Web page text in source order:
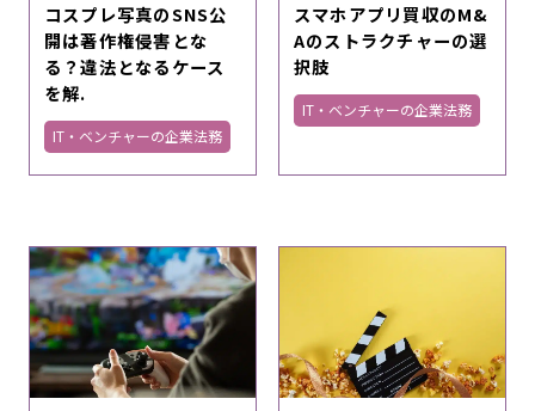
コスプレ写真のSNS公
開は著作権侵害とな
る？違法となるケース
を解.
IT・ベンチャーの企業法務
スマホアプリ買収のM&
Aのストラクチャーの選
択肢
IT・ベンチャーの企業法務